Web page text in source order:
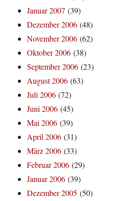
Januar 2007 (39)
Dezember 2006 (48)
November 2006 (62)
Oktober 2006 (38)
September 2006 (23)
August 2006 (63)
Juli 2006 (72)
Juni 2006 (45)
Mai 2006 (39)
April 2006 (31)
März 2006 (33)
Februar 2006 (29)
Januar 2006 (39)
Dezember 2005 (50)